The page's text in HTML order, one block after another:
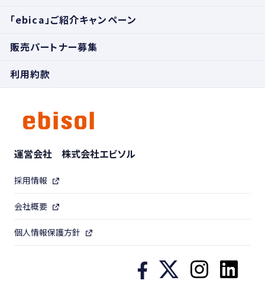
「ebica」ご紹介キャンペーン
販売パートナー募集
利用約款
運営会社 株式会社エビソル
採用情報
会社概要
個人情報保護方針